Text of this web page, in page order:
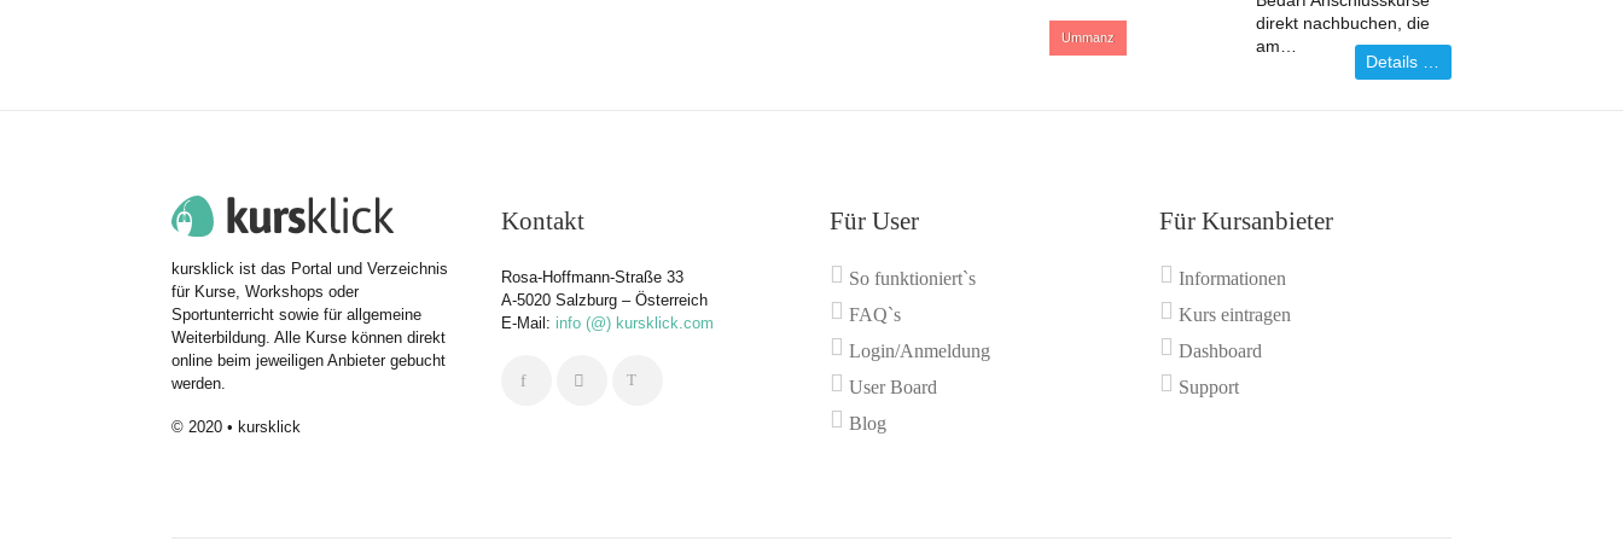
Ummanz
direkt nachbuchen, die
am…
Details …
kursklick ist das Portal und Verzeichnis
für Kurse, Workshops oder
Sportunterricht sowie für allgemeine
Weiterbildung. Alle Kurse können direkt
online beim jeweiligen Anbieter gebucht
werden.
© 2020 • kursklick
Kontakt
Rosa-Hoffmann-Straße 33
A-5020 Salzburg – Österreich
E-Mail: info (@) kursklick.com
Für User
So funktioniert`s
FAQ`s
Login/Anmeldung
User Board
Blog
Für Kursanbieter
Informationen
Kurs eintragen
Dashboard
Support